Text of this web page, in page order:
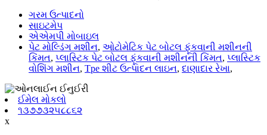
ગરમ ઉત્પાદનો
સાઇટમેપ
એએમપી મોબાઇલ
પેટ મોલ્ડિંગ મશીન, ઓટોમેટિક પેટ બોટલ ફૂંકવાની મશીનની
કિંમત, પ્લાસ્ટિક પેટ બોટલ ફૂંકવાની મશીનની કિંમત, પ્લાસ્ટિક
વોશિંગ મશીન, Tpe શીટ ઉત્પાદન લાઇન, દાણાદાર રેખા,
ઈમેલ મોકલો
૧૩૭૭૩૨૫૮૮૬૨
x